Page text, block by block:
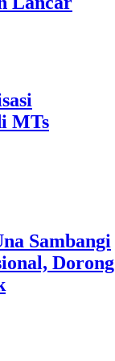
MTs
Sambangi
Dorong